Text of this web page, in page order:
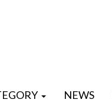
NEWS